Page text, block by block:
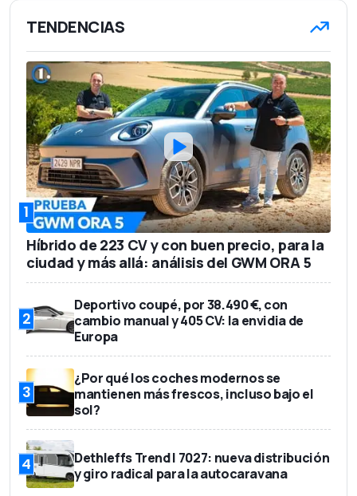
Altura
Peso en vacío 1.650 kg
Número de asientos 5
Capacidad del maletero 410 l
Precio base 34.995 euros
TENDENCIAS
1
Híbrido de 223 CV y con buen precio, para la
ciudad y más allá: análisis del GWM ORA 5
2
Deportivo coupé, por 38.490 €, con
cambio manual y 405 CV: la envidia de
Europa
3
¿Por qué los coches modernos se
mantienen más frescos, incluso bajo el
sol?
4
Dethleffs Trend I 7027: nueva distribución
y giro radical para la autocaravana